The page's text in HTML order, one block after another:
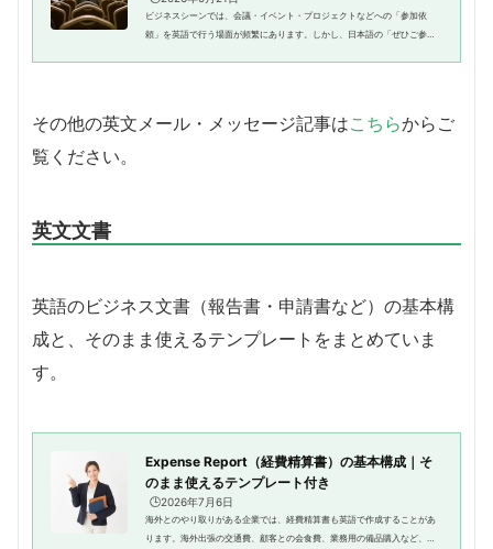
ビジネスシーンでは、会議・イベント・プロジェクトなどへの「参加依
頼」を英語で行う場面が頻繁にあります。しかし、日本語の「ぜひご参加
その他の英文メール・メッセージ記事はこちらからご
覧ください。
英文文書
英語のビジネス文書（報告書・申請書など）の基本構
成と、そのまま使えるテンプレートをまとめていま
す。
Expense Report（経費精算書）の基本構成｜そ
のまま使えるテンプレート付き
🕒️2026年7月6日
海外とのやり取りがある企業では、経費精算書も英語で作成することがあ
ります。海外出張の交通費、顧客との会食費、業務用の備品購入など、従